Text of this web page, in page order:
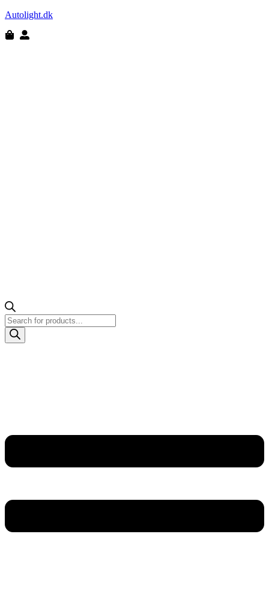
Autolight.dk
Products
search